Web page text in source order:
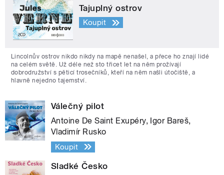
Tajuplný ostrov
Koupit
Lincolnův ostrov nikdo nikdy na mapě nenašel, a přece ho znají lidé
na celém světě. Už déle než sto třicet let na něm prožívají
dobrodružství s pěticí trosečníků, kteří na něm našli útočiště, a
hlavně nejedno tajemství.
Válečný pilot
Antoine De Saint Exupéry, Igor Bareš,
Vladimír Rusko
Koupit
Sladké Česko